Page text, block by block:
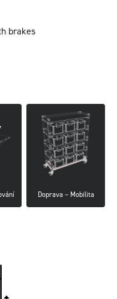
brakes
Doprava – Mobilita